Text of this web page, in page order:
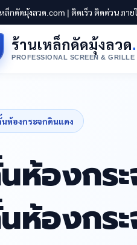
ล็กดัดมุ้งลวด.com | ติดเร็ว ติดด่วน ภา
ร้านเหล็กดัดมุ้งลวด
PROFESSIONAL SCREEN & GRILLE
ห้องกระจกดินแดง
ห้องกร
ห้องกร